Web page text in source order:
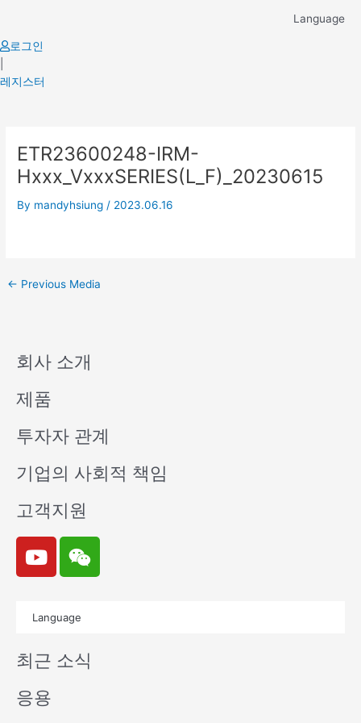
content
Language
로그인
레지스터
ETR23600248-IRM-
Hxxx_VxxxSERIES(L_F)_20230615
By mandyhsiung / 2023.06.16
navigation
← Previous Media
회사 소개
제품
투자자 관계
기업의 사회적 책임
고객지원
Y
o
u
e
W
e
i
n
Language
최근 소식
응용